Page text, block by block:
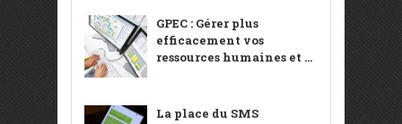
GPEC : Gérer plus
efficacement vos
ressources humaines et ...
La place du SMS